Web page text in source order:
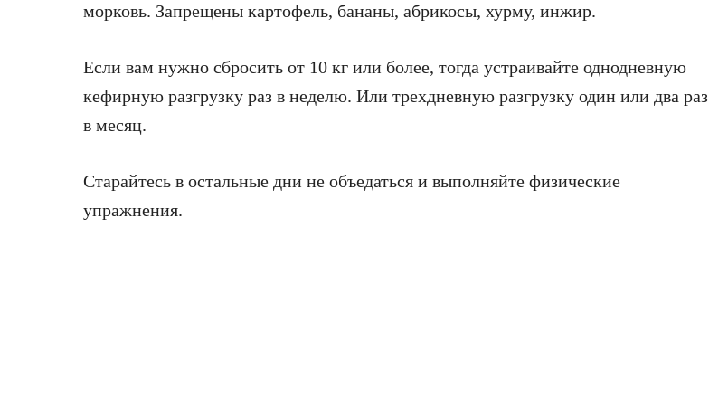
морковь. Запрещены картофель, бананы, абрикосы, хурму, инжир.
Если вам нужно сбросить от 10 кг или более, тогда устраивайте однодневную
кефирную разгрузку раз в неделю. Или трехдневную разгрузку один или два раз
в месяц.
Старайтесь в остальные дни не объедаться и выполняйте физические
упражнения.